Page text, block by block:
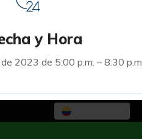
y Hora
2023 de 5:00 p.m. – 8:30 p.m